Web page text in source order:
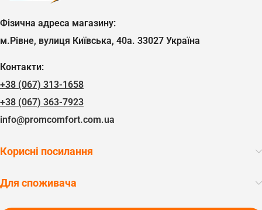
Фізична адреса магазину:
м.Рівне, вулиця Київська, 40а. 33027 Україна
Контакти:
+38 (067) 313-1658
+38 (067) 363-7923
info@promcomfort.com.ua
Корисні посилання
Для споживача